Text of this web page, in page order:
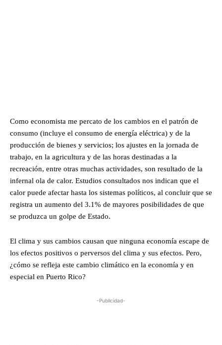
Como economista me percato de los cambios en el patrón de
consumo (incluye el consumo de energía eléctrica) y de la
producción de bienes y servicios; los ajustes en la jornada de
trabajo, en la agricultura y de las horas destinadas a la
recreación, entre otras muchas actividades, son resultado de la
infernal ola de calor. Estudios consultados nos indican que el
calor puede afectar hasta los sistemas políticos, al concluir que se
registra un aumento del 3.1% de mayores posibilidades de que
se produzca un golpe de Estado.
El clima y sus cambios causan que ninguna economía escape de
los efectos positivos o perversos del clima y sus efectos. Pero,
¿cómo se refleja este cambio climático en la economía y en
especial en Puerto Rico?
-Publicidad-